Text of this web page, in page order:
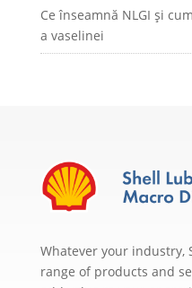
Ce înseamnă NLGI și
a vaselinei
Whatever your industry,
range of products and